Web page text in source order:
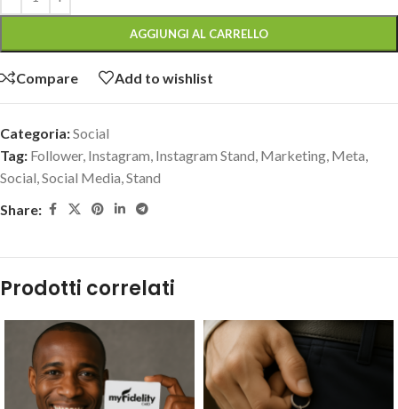
AGGIUNGI AL CARRELLO
Compare Add to wishlist
Categoria:Social
Tag: Follower, Instagram, Instagram Stand, Marketing, Meta,
Social,Social Media,Stand
Share:
Prodotti correlati